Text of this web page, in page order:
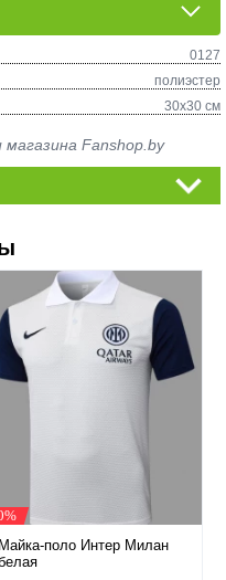
0127
полиэстер
30х30 см
магазина Fanshop.by
Майка-поло Интер Милан